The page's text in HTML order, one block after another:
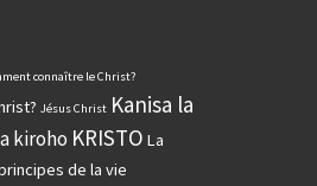
connaître le Christ?
Jésus Christ Kanisa la
kiroho KRISTO La
de la vie